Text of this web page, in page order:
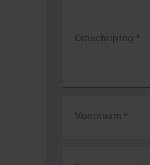
Omschrijving *
Voornaam *